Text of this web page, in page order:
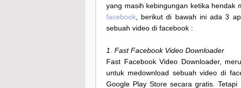
yang masih kebingungan ketika hendak
facebook, berikut di bawah ini ada 3
sebuah video di facebook :
1. Fast Facebook Video Downloader
Fast Facebook Video Downloader,
untuk medownload sebuah video di
Google Play Store secara gratis.